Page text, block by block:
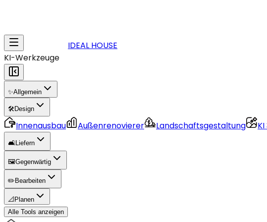
IDEAL HOUSE
KI-Werkzeuge
✨Allgemein
🛠️Design
Innenausbau Außenrenovierer Landschaftsgestaltung
🛋️Liefern
🖼️Gegenwärtig
✏️ Bearbeiten
📐 Planen
Alle Tools anzeigen